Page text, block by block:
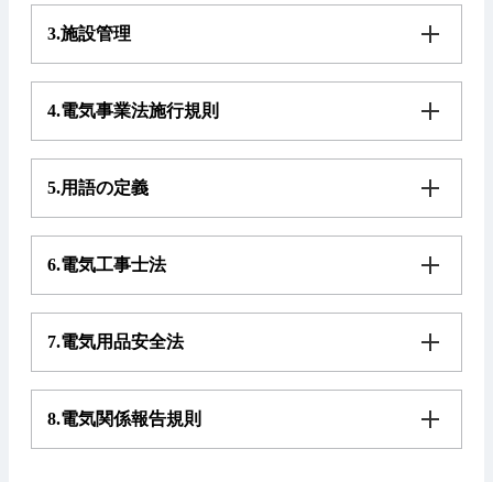
3.施設管理
4.電気事業法施行規則
5.用語の定義
6.電気工事士法
7.電気用品安全法
8.電気関係報告規則